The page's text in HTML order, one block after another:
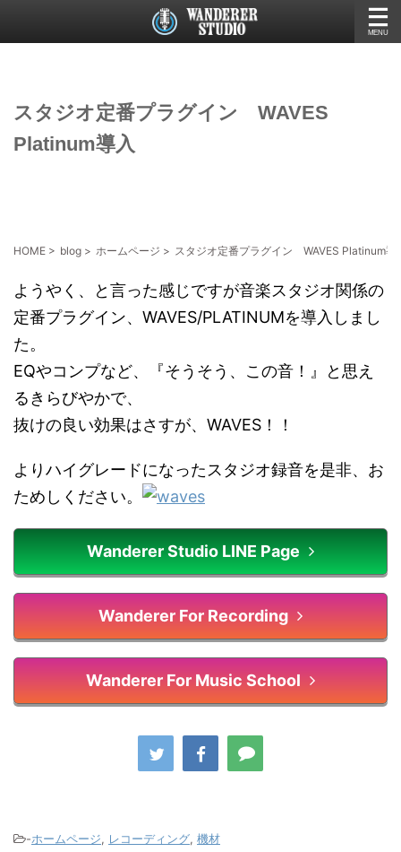
スタジオ定番プラグイン WAVES
Platinum導入
HOME > blog > ホームページ > スタジオ定番プラグイン WAVES Platinum導
ようやく、と言った感じですが音楽スタジオ関係の
定番プラグイン、WAVES/PLATINUMを導入しまし
た。
EQやコンプなど、『そうそう、この音！』と思え
るきらびやかで、
抜けの良い効果はさすが、WAVES！！
よりハイグレードになったスタジオ録音を是非、お
ためしください。
Wanderer Studio LINE Page
Wanderer For Recording
Wanderer For Music School
-ホームページ, レコーディング, 機材